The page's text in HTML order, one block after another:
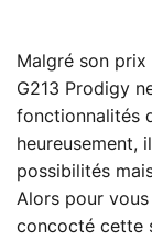
Malgré son
G213 Prodigy
fonctionnalités
heureusement,
possibilités
Alors pour
concocté cette